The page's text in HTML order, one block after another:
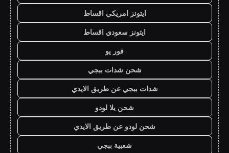
ايتونز امريكي اقساط
ايتونز سعودي اقساط
فور يو
شحن شدات ببجي
شدات ببجي عن طريق الايدي
شحن يلا لودو
شحن لودو عن طريق الايدي
شعبية ببجي